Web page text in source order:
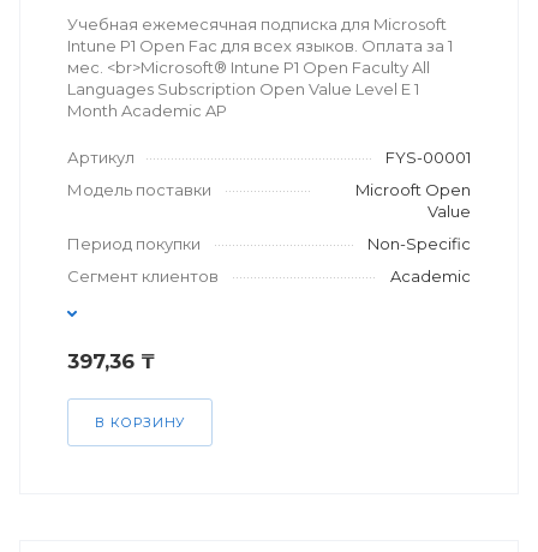
Учебная ежемесячная подписка для Microsoft
Intune P1 Open Fac для всех языков. Оплата за 1
мес. <br>Microsoft® Intune P1 Open Faculty All
Languages Subscription Open Value Level E 1
Month Academic AP
Артикул
FYS-00001
Модель поставки
Microoft Open
Value
Период покупки
Non-Specific
Сегмент клиентов
Academic
397,36 ₸
В КОРЗИНУ